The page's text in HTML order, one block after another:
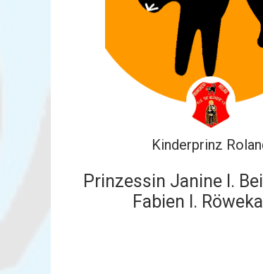
Kinderprinz
Prinzessin Janine I.
Fabien I.